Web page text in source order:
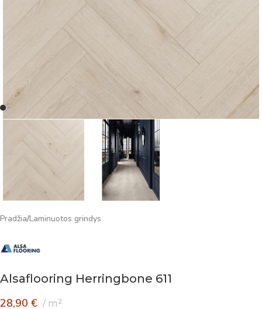
Pradžia/Laminuotos grindys
Alsaflooring Herringbone 611
28,90 € m²